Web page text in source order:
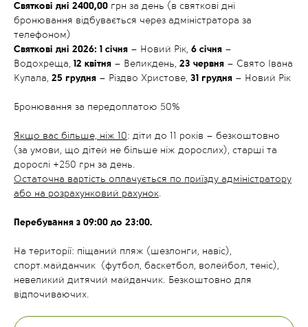
Святкові дні 2400,00 грн за день (в святкові дні
бронювання відбувається через адміністратора за
телефоном)
Святкові дні 2026: 1 січня – Новий Рік, 6 січня –
Водохреща, 12 квітня – Великдень, 23 червня – Свято Івана
Купала, 25 грудня – Різдво Христове, 31 грудня – Новий Рік
Бронювання за передоплатою 50%
Якщо вас більше, ніж 10: діти до 11 років – безкоштовно
(за умови, що дітей не більше ніж дорослих), старші та
дорослі +250 грн за день.
Остаточна вартість оплачується по приїзду адміністратору
або на розрахунковий рахунок.
Перебування з 09:00 до 23:00.
На території: піщаний пляж (шезлонги, навіс),
спорт.майданчик (футбол, баскетбол, волейбол, теніс),
невеликий дитячий майданчик. Безкоштовно для
відпочиваючих.